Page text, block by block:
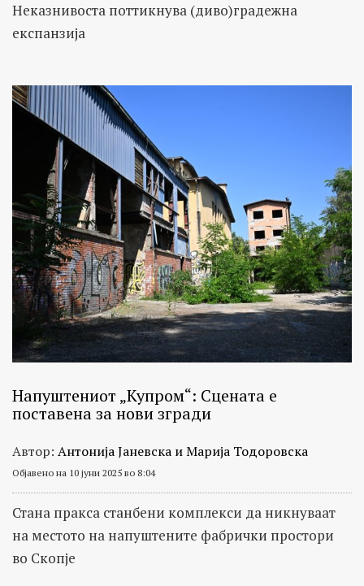
Неказнивоста поттикнува (диво)градежна
експанзија
Напуштениот „Купром“: Сцената е
поставена за нови згради
Автор: Антонија Јаневска и Марија Тодоровска
Објавено на 10 јуни 2025 во 8:04
Стана пракса станбени комплекси да никнуваат
на местото на напуштените фабрички простори
во Скопје